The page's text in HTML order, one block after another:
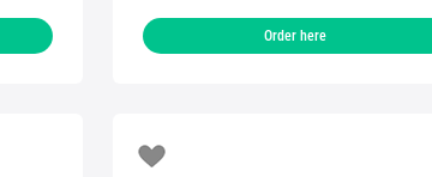
Order here